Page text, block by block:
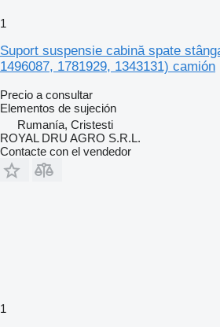
1
Suport suspensie cabină spate
1496087, 1781929, 1343131) camión
Precio a consultar
Elementos de sujeción
Rumanía, Cristesti
ROYAL DRU AGRO S.R.L.
Contacte con el vendedor
1